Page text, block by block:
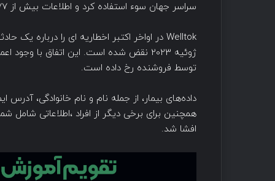
سراسر جهان سوء استفاده کرد و اطلاعات بیش از ۷۷ میلیون نفر را تحت تأثیر قرار دادو درخواست باج کلانی کرد.
ژوئیه 2023 نقض شده است. این اتفاق با
توسط فروشنده رخ داده است.
داده‌های بیمار، از جمله نام و نام خانوادگی،
افشا شد.